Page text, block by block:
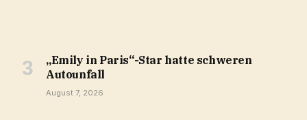
„Emily in Paris“-Star hatte schweren
Autounfall
August 7, 2026